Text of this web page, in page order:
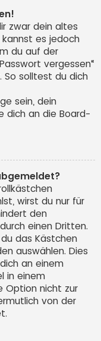
zwar dein altes
es jedoch
du auf der
vergessen“
So solltest du dich
sein, dein
dich an die Board-
wirst du nur für
den
einen Dritten.
das Kästchen
auswählen. Dies
an einem
in einem
Option nicht zur
von der